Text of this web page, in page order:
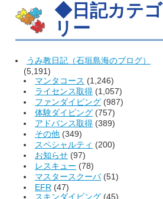
◆日記カテゴ
リー
うみ教日記（石垣島海のブログ）
(5,191)
マンタコース (1,246)
ライセンス取得 (1,057)
ファンダイビング (987)
体験ダイビング (757)
アドバンス取得 (389)
その他 (349)
スペシャルティ (200)
お知らせ (97)
レスキュー (78)
マスタースクーバ(51)
EFR (47)
スキンダイビング (45)